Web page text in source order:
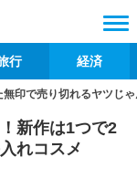
行 経済
無印で売り切れるヤツじ
新作は1つで2
れコスメ